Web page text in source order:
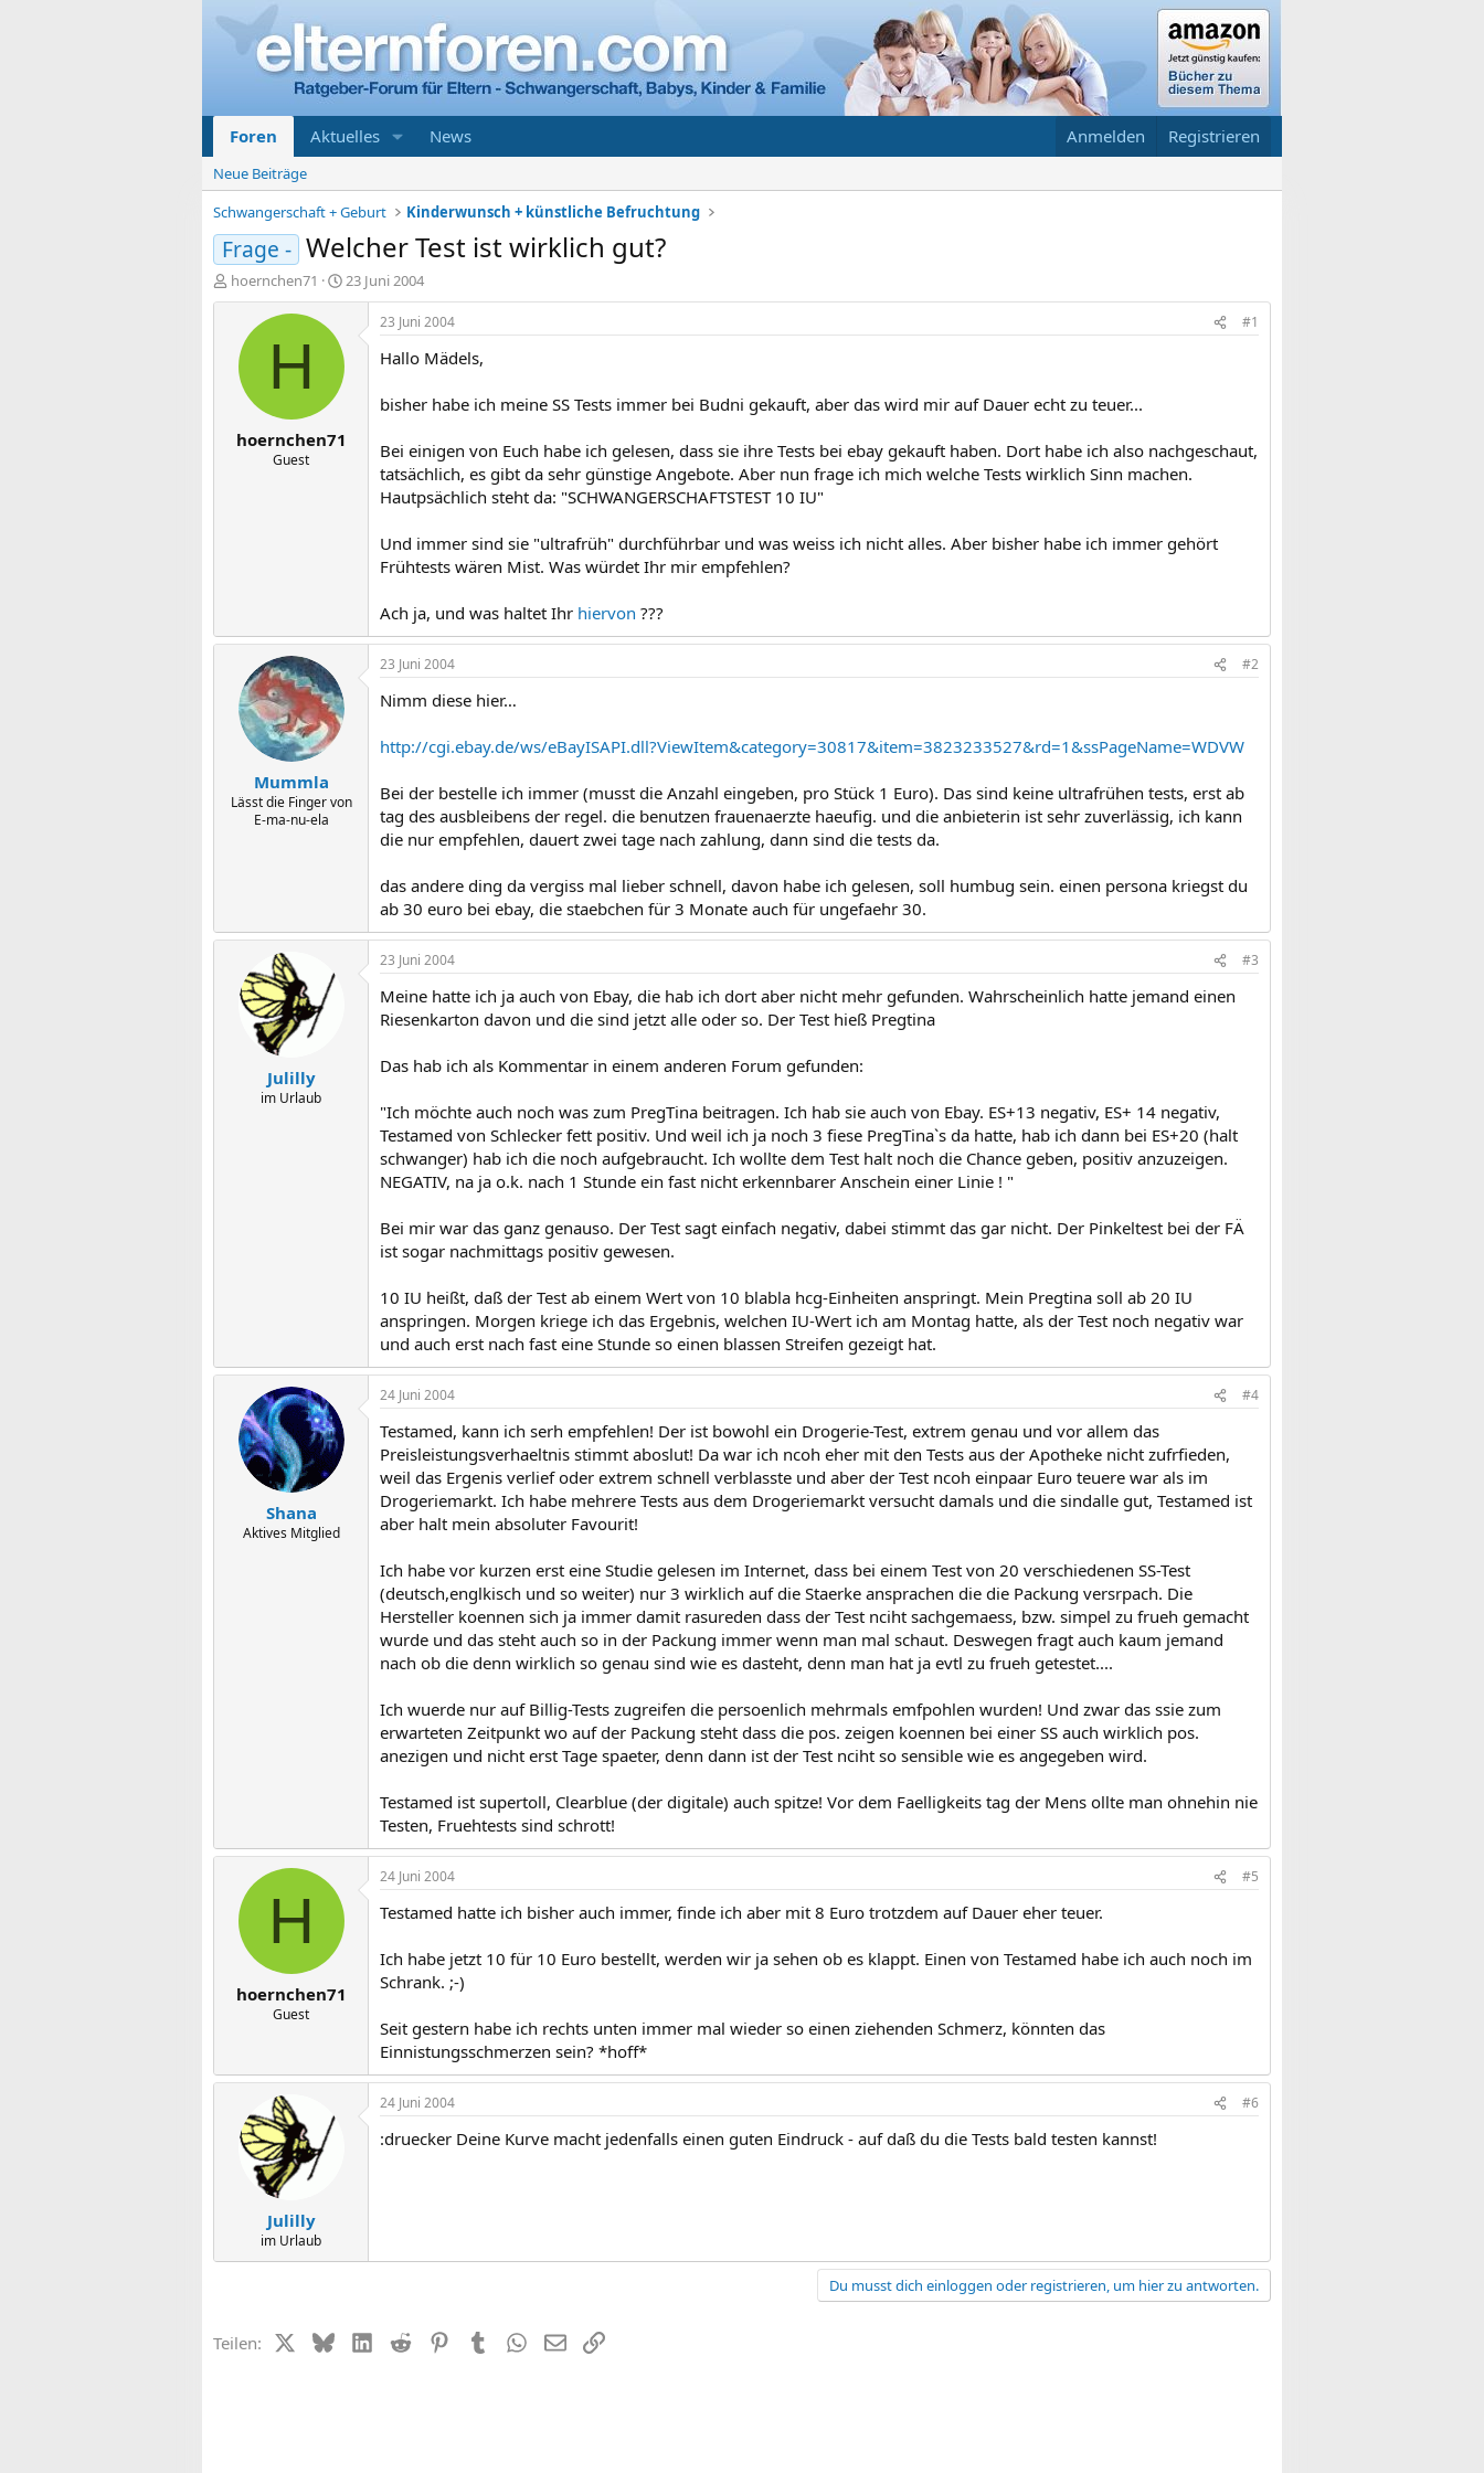
Foren Aktuelles News Anmelden Registrieren
Neue Beiträge
Schwangerschaft + Geburt
Kinderwunsch + künstliche Befruchtung
Frage - Welcher Test ist wirklich gut?
E
r
hoernchen71
E
r
23 Juni 2004
H
hoernchen71
Guest
23 Juni 2004 #1
Hallo Mädels,
bisher habe ich meine SS Tests immer bei Budni gekauft, aber das wird mir auf Dauer echt zu teuer...
Bei einigen von Euch habe ich gelesen, dass sie ihre Tests bei ebay gekauft haben. Dort habe ich also nachgeschaut,
tatsächlich, es gibt da sehr günstige Angebote. Aber nun frage ich mich welche Tests wirklich Sinn machen.
Hautpsächlich steht da: "SCHWANGERSCHAFTSTEST 10 IU"
Und immer sind sie "ultrafrüh" durchführbar und was weiss ich nicht alles. Aber bisher habe ich immer gehört
Frühtests wären Mist. Was würdet Ihr mir empfehlen?
Ach ja, und was haltet Ihr hiervon ???
Mummla
Lässt die Finger von
E-ma-nu-ela
23 Juni 2004 #2
Nimm diese hier…
http://cgi.ebay.de/ws/eBayISAPI.dll?ViewItem&category=30817&item=3823233527&rd=1&ssPageName=WDVW
Bei der bestelle ich immer (musst die Anzahl eingeben, pro Stück 1 Euro). Das sind keine ultrafrühen tests, erst ab
tag des ausbleibens der regel. die benutzen frauenaerzte haeufig. und die anbieterin ist sehr zuverlässig, ich kann
die nur empfehlen, dauert zwei tage nach zahlung, dann sind die tests da.
das andere ding da vergiss mal lieber schnell, davon habe ich gelesen, soll humbug sein. einen persona kriegst du
ab 30 euro bei ebay, die staebchen für 3 Monate auch für ungefaehr 30.
Julilly
im Urlaub
23 Juni 2004 #3
Meine hatte ich ja auch von Ebay, die hab ich dort aber nicht mehr gefunden. Wahrscheinlich hatte jemand einen
Riesenkarton davon und die sind jetzt alle oder so. Der Test hieß Pregtina
Das hab ich als Kommentar in einem anderen Forum gefunden:
"Ich möchte auch noch was zum PregTina beitragen. Ich hab sie auch von Ebay. ES+13 negativ, ES+ 14 negativ,
Testamed von Schlecker fett positiv. Und weil ich ja noch 3 fiese PregTina`s da hatte, hab ich dann bei ES+20 (halt
schwanger) hab ich die noch aufgebraucht. Ich wollte dem Test halt noch die Chance geben, positiv anzuzeigen.
NEGATIV, na ja o.k. nach 1 Stunde ein fast nicht erkennbarer Anschein einer Linie ! "
Bei mir war das ganz genauso. Der Test sagt einfach negativ, dabei stimmt das gar nicht. Der Pinkeltest bei der FÄ
ist sogar nachmittags positiv gewesen.
10 IU heißt, daß der Test ab einem Wert von 10 blabla hcg-Einheiten anspringt. Mein Pregtina soll ab 20 IU
anspringen. Morgen kriege ich das Ergebnis, welchen IU-Wert ich am Montag hatte, als der Test noch negativ war
und auch erst nach fast eine Stunde so einen blassen Streifen gezeigt hat.
Shana
Aktives Mitglied
24 Juni 2004 #4
Testamed, kann ich serh empfehlen! Der ist bowohl ein Drogerie-Test, extrem genau und vor allem das
Preisleistungsverhaeltnis stimmt aboslut! Da war ich ncoh eher mit den Tests aus der Apotheke nicht zufrfieden,
weil das Ergenis verlief oder extrem schnell verblasste und aber der Test ncoh einpaar Euro teuere war als im
Drogeriemarkt. Ich habe mehrere Tests aus dem Drogeriemarkt versucht damals und die sindalle gut, Testamed ist
aber halt mein absoluter Favourit!
Ich habe vor kurzen erst eine Studie gelesen im Internet, dass bei einem Test von 20 verschiedenen SS-Test
(deutsch,englkisch und so weiter) nur 3 wirklich auf die Staerke ansprachen die die Packung versrpach. Die
Hersteller koennen sich ja immer damit rasureden dass der Test nciht sachgemaess, bzw. simpel zu frueh gemacht
wurde und das steht auch so in der Packung immer wenn man mal schaut. Deswegen fragt auch kaum jemand
nach ob die denn wirklich so genau sind wie es dasteht, denn man hat ja evtl zu frueh getestet....
Ich wuerde nur auf Billig-Tests zugreifen die persoenlich mehrmals emfpohlen wurden! Und zwar das ssie zum
erwarteten Zeitpunkt wo auf der Packung steht dass die pos. zeigen koennen bei einer SS auch wirklich pos.
anezigen und nicht erst Tage spaeter, denn dann ist der Test nciht so sensible wie es angegeben wird.
Testamed ist supertoll, Clearblue (der digitale) auch spitze! Vor dem Faelligkeits tag der Mens ollte man ohnehin nie
Testen, Fruehtests sind schrott!
H
hoernchen71
Guest
24 Juni 2004 #5
Testamed hatte ich bisher auch immer, finde ich aber mit 8 Euro trotzdem auf Dauer eher teuer.
Ich habe jetzt 10 für 10 Euro bestellt, werden wir ja sehen ob es klappt. Einen von Testamed habe ich auch noch im
Schrank. ;-)
Seit gestern habe ich rechts unten immer mal wieder so einen ziehenden Schmerz, könnten das
Einnistungsschmerzen sein? *hoff*
Julilly
im Urlaub
24 Juni 2004 #6
:druecker Deine Kurve macht jedenfalls einen guten Eindruck - auf daß du die Tests bald testen kannst!
Du musst dich einloggen oder registrieren, um hier zu antworten.
Teilen: X (Twitter)
BlueskyLinkedIn
Reddit PinterestTumblrWhatsApp
E-MailLink